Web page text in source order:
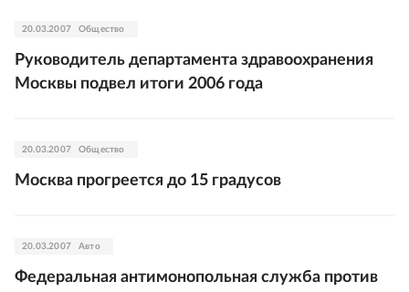
20.03.2007 Общество
Руководитель департамента здравоохранения
Москвы подвел итоги 2006 года
20.03.2007 Общество
Москва прогреется до 15 градусов
20.03.2007 Авто
Федеральная антимонопольная служба против